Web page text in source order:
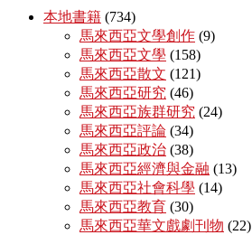
本地書籍 (734)
馬來西亞文學創作 (9)
馬來西亞文學 (158)
馬來西亞散文 (121)
馬來西亞研究 (46)
馬來西亞族群研究 (24)
馬來西亞評論 (34)
馬來西亞政治 (38)
馬來西亞經濟與金融 (13)
馬來西亞社會科學 (14)
馬來西亞教育 (30)
馬來西亞華文戲劇刊物 (22)